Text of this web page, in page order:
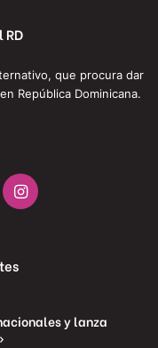
RD
que procura dar
República Dominicana.
Instagram
y lanza